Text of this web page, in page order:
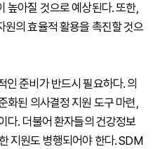
높아질 것으로 예상된다. 또한,
의 효율적 활용을 촉진할 것으
준비가 반드시 필요하다. 의
화된 의사결정 지원 도구 마련,
다. 더불어 환자들의 건강정보
지원도 병행되어야 한다. SDM